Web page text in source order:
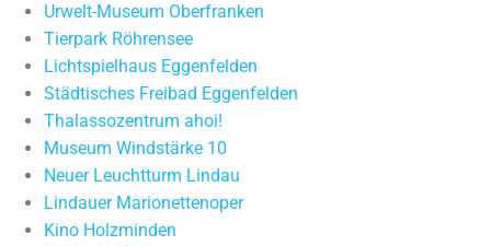
Urwelt-Museum Oberfranken
Tierpark Röhrensee
Lichtspielhaus Eggenfelden
Städtisches Freibad Eggenfelden
Thalassozentrum ahoi!
Museum Windstärke 10
Neuer Leuchtturm Lindau
Lindauer Marionettenoper
Kino Holzminden